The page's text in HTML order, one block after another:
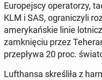
Eu­ro­pej­scy ope­ra­to­rzy,
KLM i SAS, ogra­ni­czy­li
ame­ry­kań­skie linie
za­mknię­ciu przez
prze­pły­wa 20 proc.
Lu­fthan­sa skre­śli­ła z